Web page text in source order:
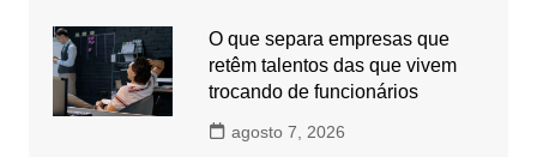
O que separa empresas que
retêm talentos das que vivem
trocando de funcionários
agosto 7, 2026